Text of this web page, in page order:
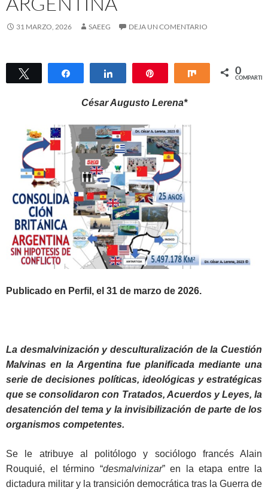
31 MARZO, 2026 SAEEG DEJA UN COMENTARIO
Twittear Compartir Compartir Compartir
0
COMPARTIR
César Augusto Lerena*
Publicado en Perfil, el 31 de marzo de 2026.
La desmalvinización y desculturalización de la Cuestión
Malvinas en la Argentina fue planificada mediante una
serie de decisiones políticas, ideológicas y estratégicas
que se consolidaron con Tratados, Acuerdos y Leyes, la
desatención del tema y la invisibilización de parte de los
organismos competentes.
Se le atribuye al politólogo y sociólogo francés Alain
Rouquié, el término “desmalvinizar” en la etapa entre la
dictadura militar y la transición democrática tras la Guerra de